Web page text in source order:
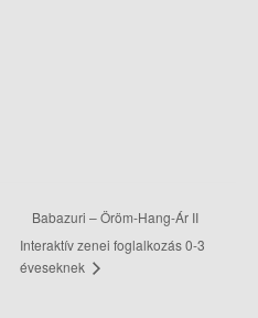
Babazuri – Öröm-Hang-Ár II
Interaktív zenei foglalkozás 0-3
éveseknek